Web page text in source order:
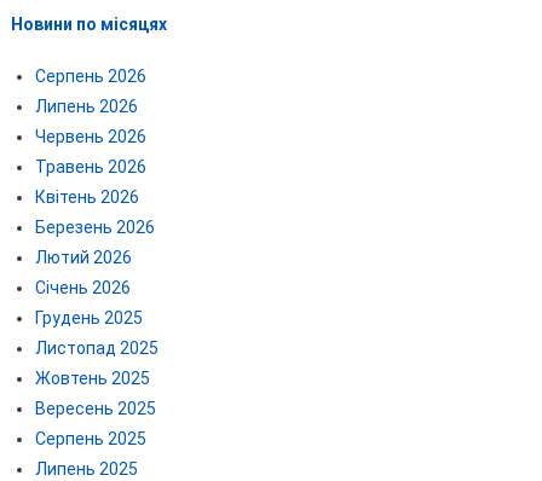
Новини по місяцях
Серпень 2026
Липень 2026
Червень 2026
Травень 2026
Квітень 2026
Березень 2026
Лютий 2026
Січень 2026
Грудень 2025
Листопад 2025
Жовтень 2025
Вересень 2025
Серпень 2025
Липень 2025